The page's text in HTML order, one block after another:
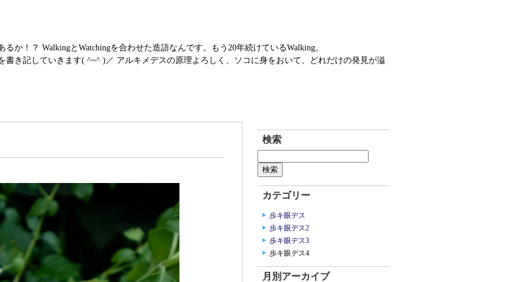
か！？ WalkingとWatchingを合わせた造語なんです。もう20年続けているWalking。
書き記していきます( ^~^ )／ アルキメデスの原理よろしく、ソコに身をおいて、どれだけの発見が溢
検索
カテゴリー
歩キ眼デス
歩キ眼デス2
歩キ眼デス3
歩キ眼デス4
月別アーカイブ